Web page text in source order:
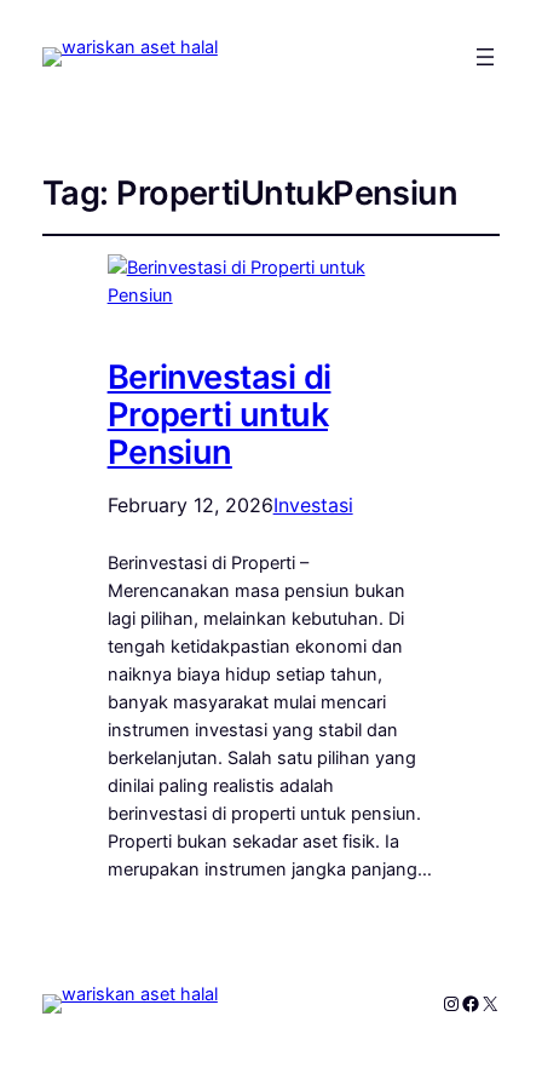
Tag: PropertiUntukPensiun
Berinvestasi di
Properti untuk
Pensiun
February 12, 2026Investasi
Berinvestasi di Properti –
Merencanakan masa pensiun bukan
lagi pilihan, melainkan kebutuhan. Di
tengah ketidakpastian ekonomi dan
naiknya biaya hidup setiap tahun,
banyak masyarakat mulai mencari
instrumen investasi yang stabil dan
berkelanjutan. Salah satu pilihan yang
dinilai paling realistis adalah
berinvestasi di properti untuk pensiun.
Properti bukan sekadar aset fisik. Ia
merupakan instrumen jangka panjang…
Instagram
X